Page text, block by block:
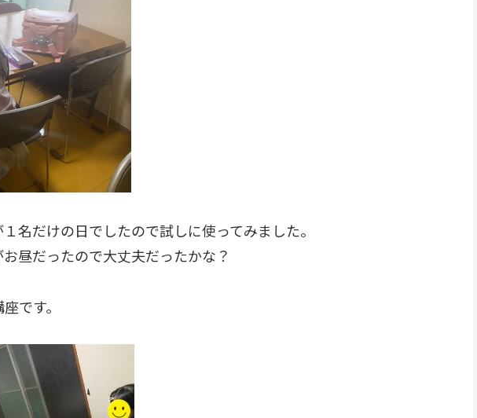
名だけの日でしたので試しに使ってみました。
昼だったので大丈夫だったかな？
です。